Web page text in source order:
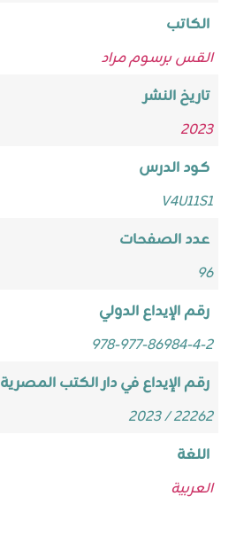
الكاتب
القس برسوم مراد
تاريخ النشر
2023
كود الدرس
V4U11S1
عدد الصفحات
96
رقم الإيداع الدولي
978-977-86984-4-2
رقم الإيداع في دار الكتب المصرية
22262 / 2023
اللغة
العربية